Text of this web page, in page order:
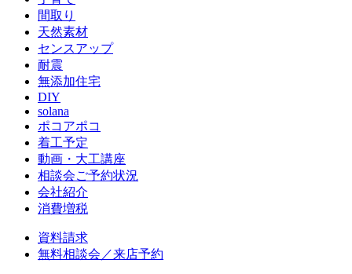
間取り
天然素材
センスアップ
耐震
無添加住宅
DIY
solana
ポコアポコ
着工予定
動画・大工講座
相談会ご予約状況
会社紹介
消費増税
資料請求
無料相談会／来店予約